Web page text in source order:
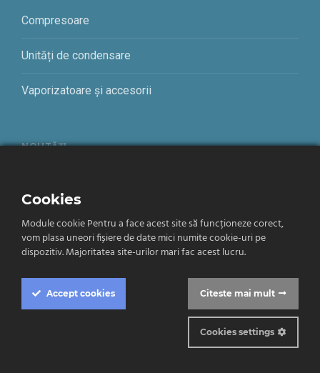
Compresoare
Unități de condensare
Vaporizatoare și accesorii
NOUTĂȚI
Alte scule
Cantare freon
Despre DTN
Cookies
Module cookie Pentru a face acest site să funcționeze corect,
vom plasa uneori fișiere de date mici numite cookie-uri pe
dispozitiv. Majoritatea site-urilor mari fac acest lucru.
Accept cookies Citeste mai mult
Cookies settings